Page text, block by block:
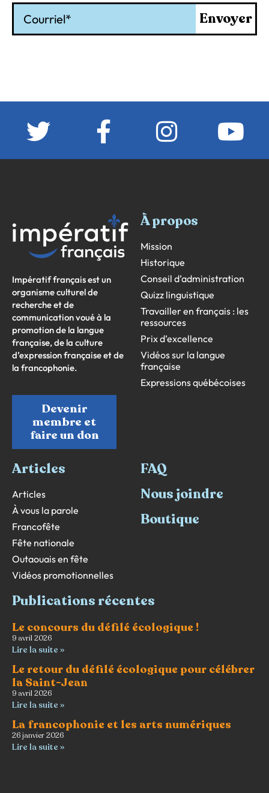
Envoyer
Impératif français est un
organisme culturel de
recherche et de
communication voué à la
promotion de la langue
française, de la culture
d’expression française et de
la francophonie.
Devenir
membre et
faire un don
À propos
Mission
Historique
Conseil d’administration
Quizz linguistique
Travailler en français : les
ressources
Prix d’excellence
Vidéos sur la langue
française
Expressions québécoises
Articles
Articles
À vous la parole
Francofête
Fête nationale
Outaouais en fête
Vidéos promotionnelles
FAQ
Nous joindre
Boutique
Publications récentes
Le concours du défilé écologique !
9 avril 2026
Lire la suite »
Le retour du défilé écologique pour célébrer
la Saint-Jean
9 avril 2026
Lire la suite »
La francophonie et les arts numériques
26 janvier 2026
Lire la suite »